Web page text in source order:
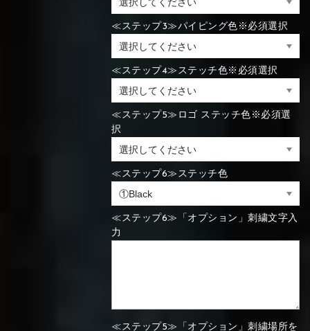
⑭Caramel ⑮Wine red
⑭Caramel ⑮Wine red
⑭Caramel ⑮Wine red
⑪Blue ⑫Aqua blue
⑳Purple ㉑Violet
⑪Blue
⑭Pink ⑮Rose pink
⑰Silver ⑱Green
≪ステップ3≫パイピング色※必須選択
≪ステップ4≫ステッチ色※必須選択
≪ステップ5≫ロゴ ステッチ色※必須選
択
≪ステップ6≫ステッチ色
≪ステップ6≫「オプション」刺繍文字入
力
≪ステップ5≫「オプション」刺繍場所を